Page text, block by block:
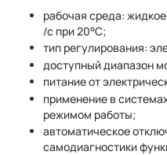
рабочая среда:
/с при 20°C;
тип регулирования:
доступный диапазон
питание от
применение в
режимом работы;
автоматическое
самодиагностики